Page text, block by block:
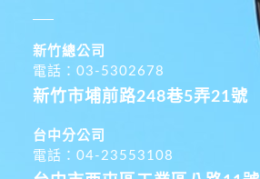
新竹總公司
電話：03-5302678
新竹市埔前路248巷5弄21號
台中分公司
電話：04-23553108